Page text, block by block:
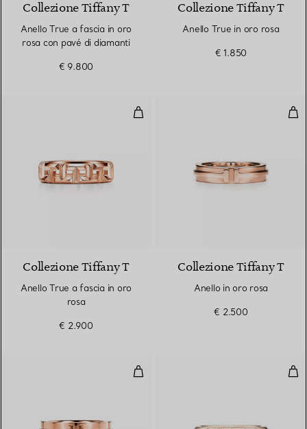
Collezione Tiffany T
Anello True a fascia in oro
rosa con pavé di diamanti
€ 9.800
Collezione Tiffany T
Anello True in oro rosa
€ 1.850
Anello True a fascia in oro rosa
Collezione Tiffany T
Anello True a fascia in oro
rosa
€ 2.900
Collezione Tiffany T
Anello in oro rosa
€ 2.500
Anello a fascia in oro rosa